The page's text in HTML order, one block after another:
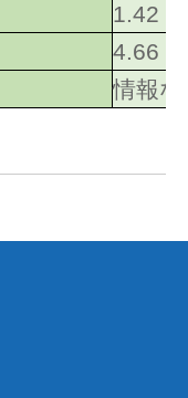
1.42
4.66
情報